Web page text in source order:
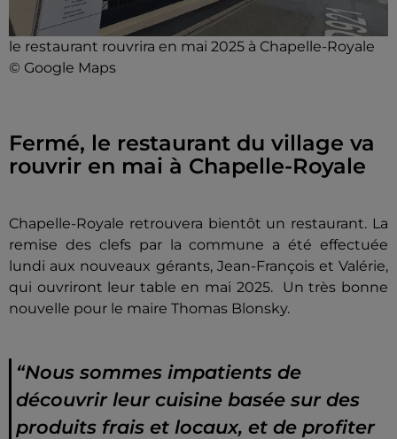
le restaurant rouvrira en mai 2025 à Chapelle-Royale
© Google Maps
Fermé, le restaurant du village va
rouvrir en mai à Chapelle-Royale
Chapelle-Royale retrouvera bientôt un restaurant. La
remise des clefs par la commune a été effectuée
lundi aux nouveaux gérants, Jean-François et Valérie,
qui ouvriront leur table en mai 2025.
Un très bonne
nouvelle pour le maire Thomas Blonsky.
“Nous sommes impatients de
découvrir leur cuisine basée sur des
produits frais et locaux, et de profiter